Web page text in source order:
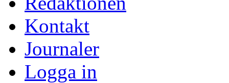
Kontakt
Journaler
Logga in